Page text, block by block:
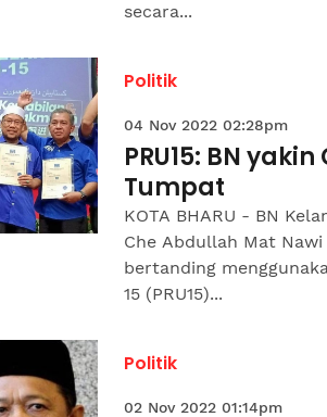
secara...
Politik
04 Nov 2022 02:28pm
PRU15: BN
Tumpat
KOTA BHARU - BN
Che Abdullah Mat
bertanding
15 (PRU15)...
Politik
02 Nov 2022 01:14pm